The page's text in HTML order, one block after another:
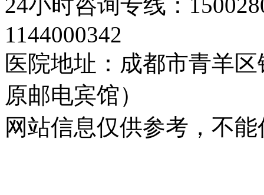
1144000342
医院地址：成都市青羊
原邮电宾馆）
网站信息仅供参考，不